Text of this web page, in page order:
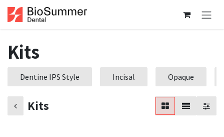
Se rendre au contenu
Kits
Dentine IPS Style Incisal Opaque
Kits